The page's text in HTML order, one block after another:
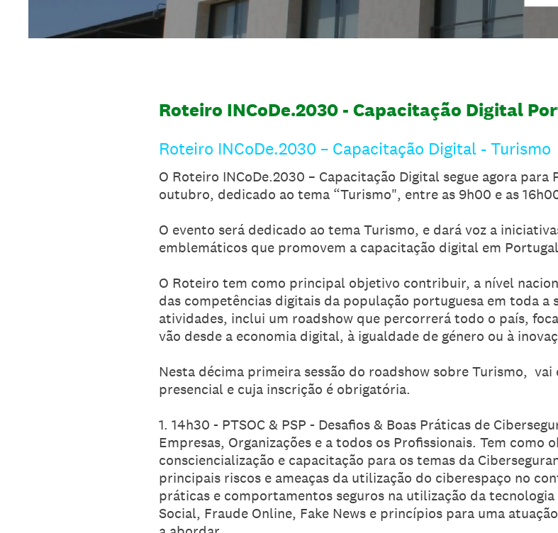
Roteiro INCoDe.2030 - Capacitação Digital
Roteiro INCoDe.2030 – Capacitação Digital - Turismo
O Roteiro INCoDe.2030 – Capacitação Digital segue agora
outubro, dedicado ao tema “Turismo", entre as 9h00 e as
O evento será dedicado ao tema Turismo, e dará voz a
emblemáticos que promovem a capacitação digital em
O Roteiro tem como principal objetivo contribuir, a nível
das competências digitais da população portuguesa em toda a
atividades, inclui um roadshow que percorrerá todo o país,
vão desde a economia digital, à igualdade de género ou à
Nesta décima primeira sessão do roadshow sobre Turismo,
presencial e cuja inscrição é obrigatória.
1. 14h30 - PTSOC & PSP - Desafios & Boas Práticas de
Empresas, Organizações e a todos os Profissionais. Tem
consciencialização e capacitação para os temas da
principais riscos e ameaças da utilização do ciberespaço no
práticas e comportamentos seguros na utilização da
Social, Fraude Online, Fake News e princípios para uma